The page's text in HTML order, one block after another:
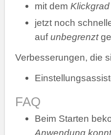
mit dem Klickgrad
jetzt noch
aufunbegrenzt
Verbesserungen, die
FAQ
Beim Starten
Anwendung